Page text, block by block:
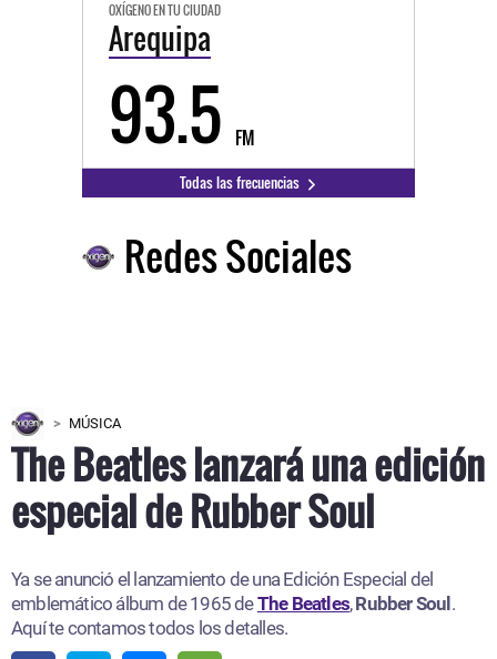
OXÍGENO EN TU CIUDAD
Arequipa
93.5 FM
Todas las frecuencias
Redes Sociales
MÚSICA
The Beatles lanzará una edición
especial de Rubber Soul
Ya se anunció el lanzamiento de una Edición Especial del
emblemático álbum de 1965 deThe Beatles,Rubber Soul .
Aquí te contamos todos los detalles.